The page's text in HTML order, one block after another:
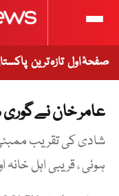
صفحۂ اول تازہ ترین
عامر خان نے
شادی کی تقریب
ہوئی ، قریبی اہل